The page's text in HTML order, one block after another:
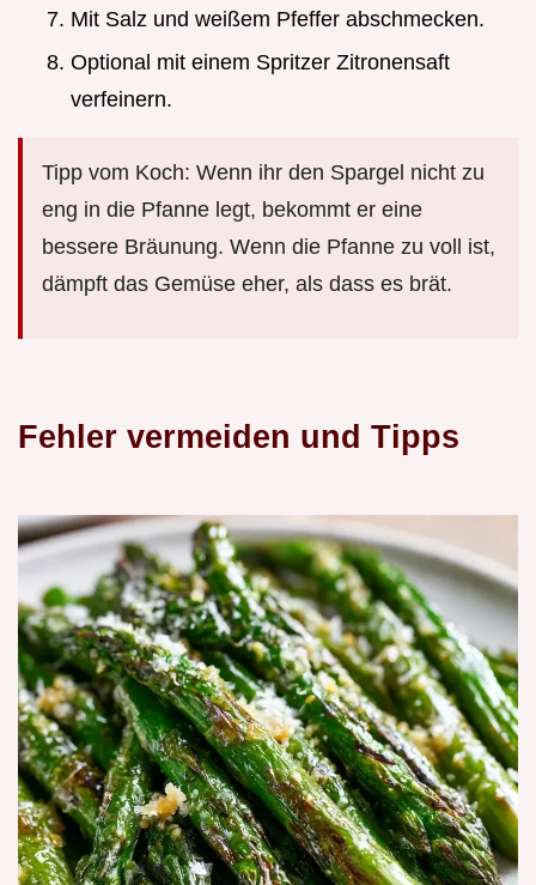
Mit Salz und weißem Pfeffer abschmecken.
Optional mit einem Spritzer Zitronensaft
verfeinern.
Tipp vom Koch: Wenn ihr den Spargel nicht zu
eng in die Pfanne legt, bekommt er eine
bessere Bräunung. Wenn die Pfanne zu voll ist,
dämpft das Gemüse eher, als dass es brät.
Fehler vermeiden und Tipps